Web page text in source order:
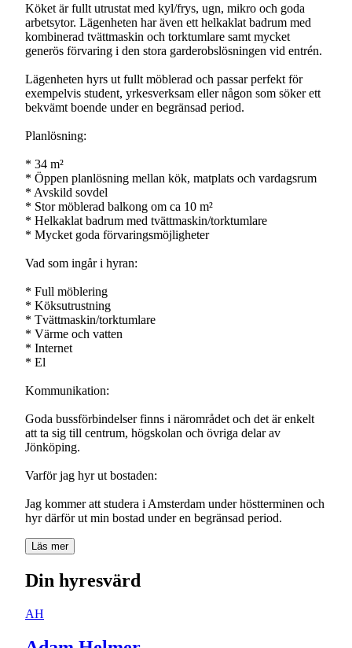
Köket är fullt utrustat med kyl/frys, ugn, mikro och goda
arbetsytor. Lägenheten har även ett helkaklat badrum med
kombinerad tvättmaskin och torktumlare samt mycket
generös förvaring i den stora garderobslösningen vid entrén.
Lägenheten hyrs ut fullt möblerad och passar perfekt för
exempelvis student, yrkesverksam eller någon som söker ett
bekvämt boende under en begränsad period.
Planlösning:
* 34 m²
* Öppen planlösning mellan kök, matplats och vardagsrum
* Avskild sovdel
* Stor möblerad balkong om ca 10 m²
* Helkaklat badrum med tvättmaskin/torktumlare
* Mycket goda förvaringsmöjligheter
Vad som ingår i hyran:
* Full möblering
* Köksutrustning
* Tvättmaskin/torktumlare
* Värme och vatten
* Internet
* El
Kommunikation:
Goda bussförbindelser finns i närområdet och det är enkelt
att ta sig till centrum, högskolan och övriga delar av
Jönköping.
Varför jag hyr ut bostaden:
Jag kommer att studera i Amsterdam under höstterminen och
hyr därför ut min bostad under en begränsad period.
Läs mer
Din hyresvärd
AH